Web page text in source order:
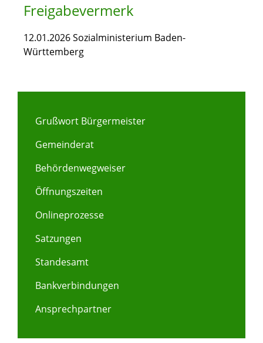
Freigabevermerk
12.01.2026 Sozialministerium Baden-
Württemberg
Grußwort Bürgermeister
Gemeinderat
Behördenwegweiser
Öffnungszeiten
Onlineprozesse
Satzungen
Standesamt
Bankverbindungen
Ansprechpartner